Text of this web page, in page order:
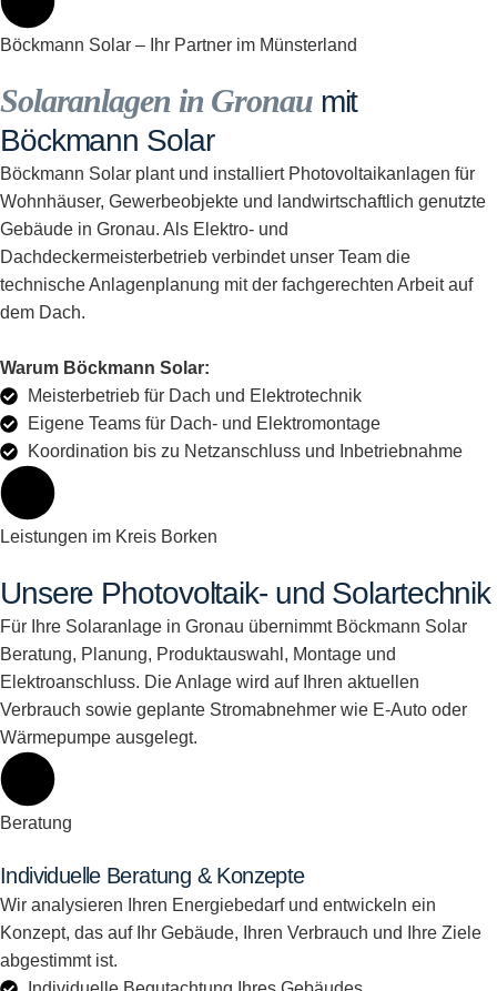
Böckmann Solar – Ihr Partner im Münsterland
Solaranlagen in Gronaumit
Böckmann Solar
Böckmann Solar plant und installiert Photovoltaikanlagen für
Wohnhäuser, Gewerbeobjekte und landwirtschaftlich genutzte
Gebäude in Gronau. Als Elektro- und
Dachdeckermeisterbetrieb verbindet unser Team die
technische Anlagenplanung mit der fachgerechten Arbeit auf
dem Dach.
Warum Böckmann Solar:
Meisterbetrieb für Dach und Elektrotechnik
Eigene Teams für Dach- und Elektromontage
Koordination bis zu Netzanschluss und Inbetriebnahme
Leistungen im Kreis Borken
Unsere Photovoltaik- und Solartechnik
Für Ihre Solaranlage in Gronau übernimmt Böckmann Solar
Beratung, Planung, Produktauswahl, Montage und
Elektroanschluss. Die Anlage wird auf Ihren aktuellen
Verbrauch sowie geplante Stromabnehmer wie E-Auto oder
Wärmepumpe ausgelegt.
Beratung
Individuelle Beratung & Konzepte
Wir analysieren Ihren Energiebedarf und entwickeln ein
Konzept, das auf Ihr Gebäude, Ihren Verbrauch und Ihre Ziele
abgestimmt ist.